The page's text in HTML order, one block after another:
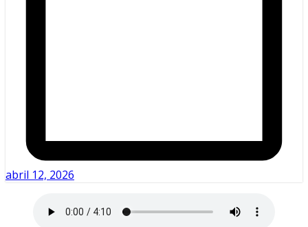
abril 12, 2026